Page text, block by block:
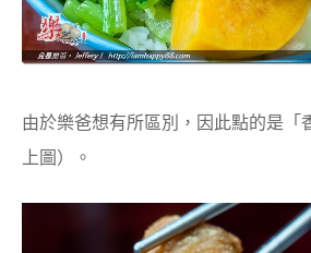
由於樂爸想有所區別，因此點的是「
上圖）。